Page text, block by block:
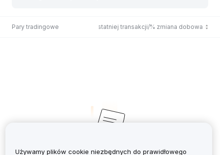
Pary tradingowe Cena ostatniej transakcji/% zmiana dobowa
Używamy plików cookie niezbędnych do prawidłowego